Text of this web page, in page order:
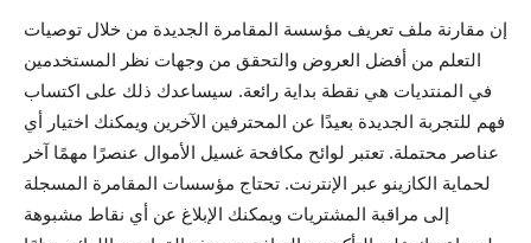
إن مقارنة ملف تعريف مؤسسة المقامرة الجديدة من خلال توصيات
التعلم من أفضل العروض والتحقق من وجهات نظر المستخدمين
في المنتديات هي نقطة بداية رائعة. سيساعدك ذلك على اكتساب
فهم للتجربة الجديدة بعيدًا عن المحترفين الآخرين ويمكنك اختيار أي
عناصر محتملة. تعتبر لوائح مكافحة غسيل الأموال عنصرًا مهمًا آخر
لحماية الكازينو عبر الإنترنت. تحتاج مؤسسات المقامرة المسجلة
إلى مراقبة المشتريات ويمكنك الإبلاغ عن أي نقاط مشبوهة